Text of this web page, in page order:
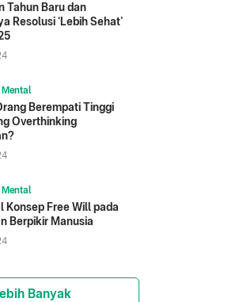
Tahun Baru dan
Resolusi ‘Lebih Sehat’
Mental
Berempati Tinggi
Overthinking
Mental
Konsep Free Will pada
Berpikir Manusia
Banyak